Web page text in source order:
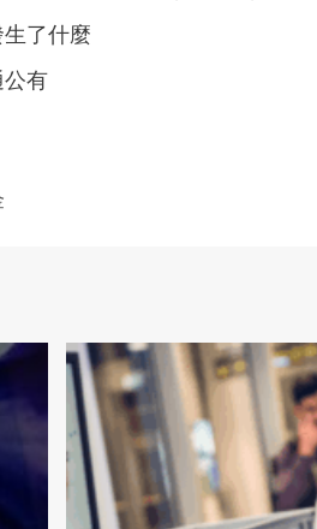
了什麼
有